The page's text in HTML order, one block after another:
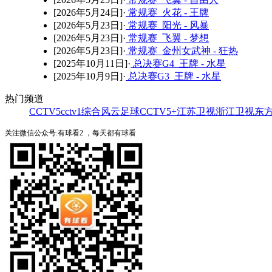
[2026年5月24日]· 常规赛 火花 - 王牌
[2026年5月23日]· 常规赛 阳光 - 风暴
[2026年5月23日]· 常规赛 飞翼 - 梦想
[2026年5月23日]· 常规赛 金州女武神 - 狂热
[2025年10月11日]· 总决赛G4 王牌 - 水星
[2025年10月9日]· 总决赛G3 王牌 - 水星
热门频道
CCTV5cctv1综合风云足球CCTV5+江苏卫视浙江卫视东
关注微信公众号:有球看2 ，每天都有球看